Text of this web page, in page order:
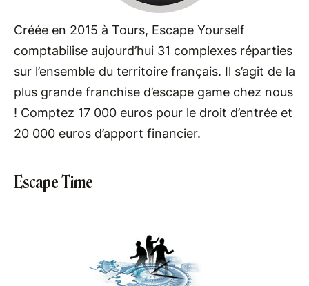
Créée en 2015 à Tours, Escape Yourself
comptabilise aujourd’hui 31 complexes réparties
sur l’ensemble du territoire français. Il s’agit de la
plus grande franchise d’escape game chez nous
! Comptez 17 000 euros pour le droit d’entrée et
20 000 euros d’apport financier.
Escape Time